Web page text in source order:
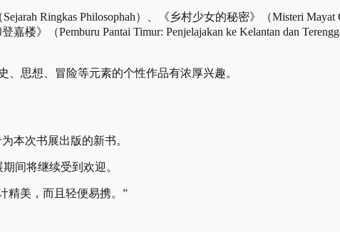
Ringkas Philosophah）、《乡村少女的秘密》（Misteri
楼》（Pemburu Pantai Timur: Penjelajakan ke Kelantan dan
思想、冒险等元素的个性作品有浓厚兴趣。
本次书展出版的新书。
间将继续受到欢迎。
精美，而且轻便易携。”